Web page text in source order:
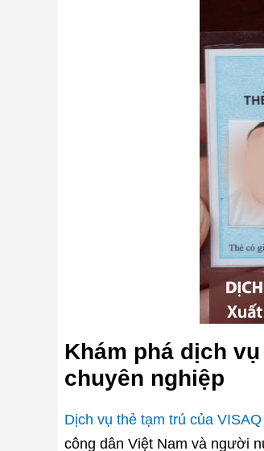
Khám phá dịch
chuyên nghiệp
Dịch vụ thẻ tạm trú của VISAQ
công dân Việt Nam và người